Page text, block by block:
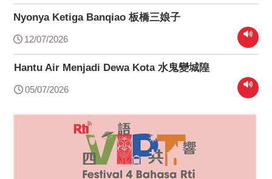
Nyonya Ketiga Banqiao 板橋三娘子
12/07/2026
Hantu Air Menjadi Dewa Kota 水鬼變城隍
05/07/2026